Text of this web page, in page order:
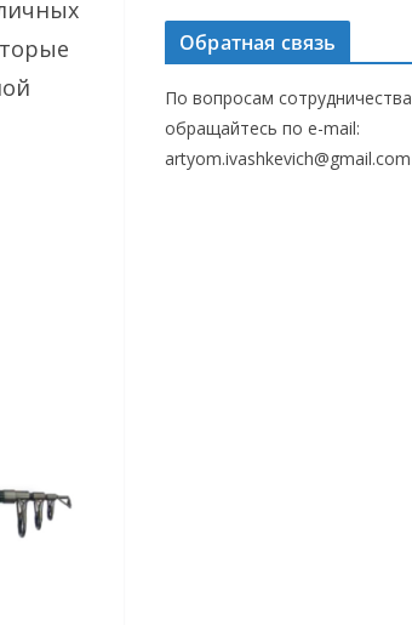
Обратная связь
По вопросам сотрудничества
обращайтесь по e-mail:
artyom.ivashkevich@gmail.com